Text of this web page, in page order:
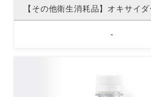
【その他衛生消耗品】オキサイ
-